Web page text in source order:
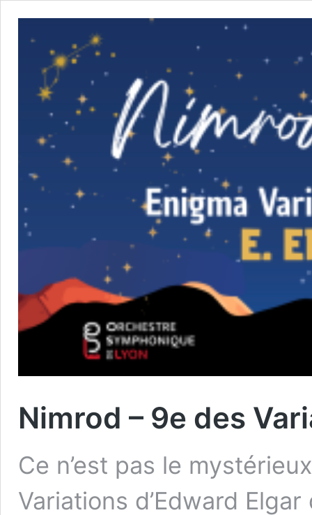
Nimrod – 9e des
Ce n’est pas le
Variations d’Edward